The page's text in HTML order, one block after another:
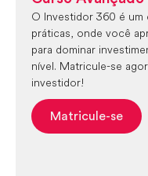
O Investidor 360 é um
práticas, onde você
para dominar
nível. Matricule-se
investidor!
Matricule-se